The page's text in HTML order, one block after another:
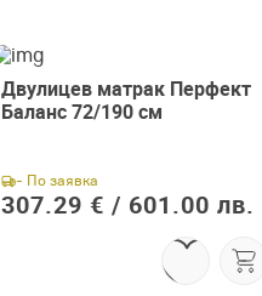
Двулицев матрак Перфект
Баланс 72/190 см
- По заявка
307.29 € / 601.00 лв.